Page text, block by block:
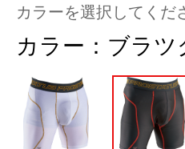
カラーを選択してくだ
カラー： ブラツ